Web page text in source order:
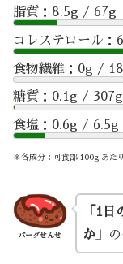
脂質：8.5g / 67g
コレステロール：
食物繊維：0g /
糖質：0.1g / 307g
食塩：0.6g / 6.5g
※各成分：可食部 100g あた
バーグせんせ
「1
か」